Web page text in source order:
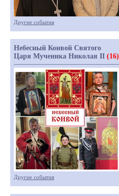
Другие события
Небесный Конвой Святого
Царя Мученика Николая II (16)
Другие события